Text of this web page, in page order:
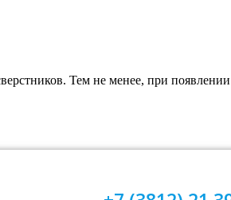
Тем не менее, при